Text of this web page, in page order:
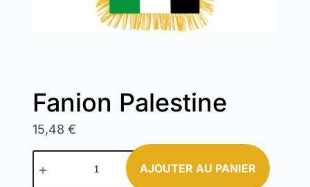
Fanion Palestine
15,48 €
AJOUTER AU PANIER